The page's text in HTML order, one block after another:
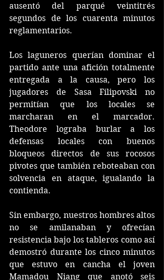
ausentó del parqué veintitrés
segundos de los cuarenta minutos
reglamentarios.
Los laguneros querían dominar el
partido ante una afición totalmente
entregada a la causa, pero los
jugadores de Sasa Filipovski no
permitían que los locales se
marcharan en el marcador.
Theodore lograba burlar a los
defensas locales con buenos
bloqueos directos de sus rocosos
pivotes que también reboteaban con
solvencia en ataque, igualando la
contienda.
Sin embargo, nuestros hombres altos
no se amilanaban y ofrecían
resistencia bajo los tableros como así
demostró durante los cinco minutos
que estuvo en cancha el joven
Mamadou Niang que anotó seis